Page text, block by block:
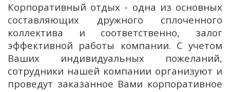
Корпоративный отдых - одна из основных
составляющих дружного сплоченного
коллектива и соответственно, залог
эффективной работы компании. С учетом
Ваших индивидуальных пожеланий,
сотрудники нашей компании организуют и
проведут заказанное Вами корпоративное